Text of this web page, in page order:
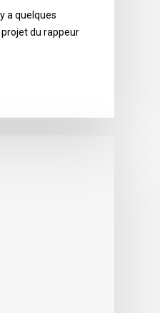
a quelques
du rappeur